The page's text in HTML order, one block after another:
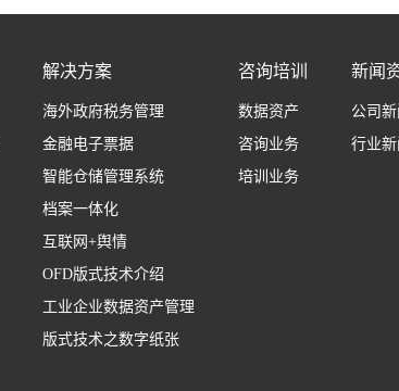
解决方案
海外政府税务管理
金融电子票据
智能仓储管理系统
档案一体化
互联网+舆情
OFD版式技术介绍
工业企业数据资产管理
版式技术之数字纸张
咨询培训
数据资产
咨询业务
培训业务
新闻
公司新
行业新